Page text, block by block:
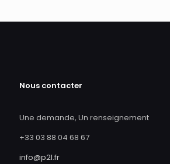
Nous contacter
Une demande, Un renseignement
+33 03 88 04 68 67
info@p2l.fr